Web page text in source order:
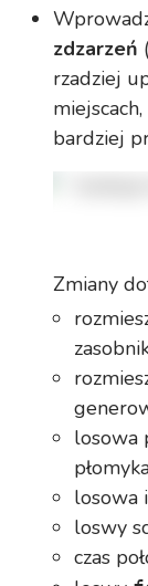
zdzarzeń
rzadziej
bardziej
Zmiany
losowa
losowa
loswy
czas